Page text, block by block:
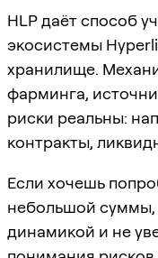
HLP даёт способ
экосистемы
хранилище.
фарминга,
риски реальны:
контракты,
Если хочешь
небольшой суммы,
динамикой и не